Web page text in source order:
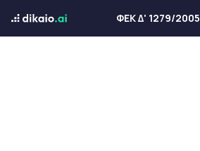
ΦΕΚ Δ' 1279/2005